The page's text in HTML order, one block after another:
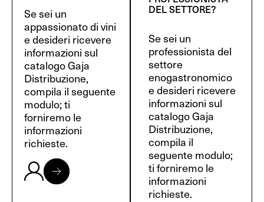
Se sei un
appassionato di vini
e desideri ricevere
informazioni sul
catalogo Gaja
Distribuzione,
compila il seguente
modulo; ti
forniremo le
informazioni
richieste.
DEL SETTORE?
Se sei un
professionista del
settore
enogastronomico
e desideri ricevere
informazioni sul
catalogo Gaja
Distribuzione,
compila il
seguente modulo;
ti forniremo le
informazioni
richieste.